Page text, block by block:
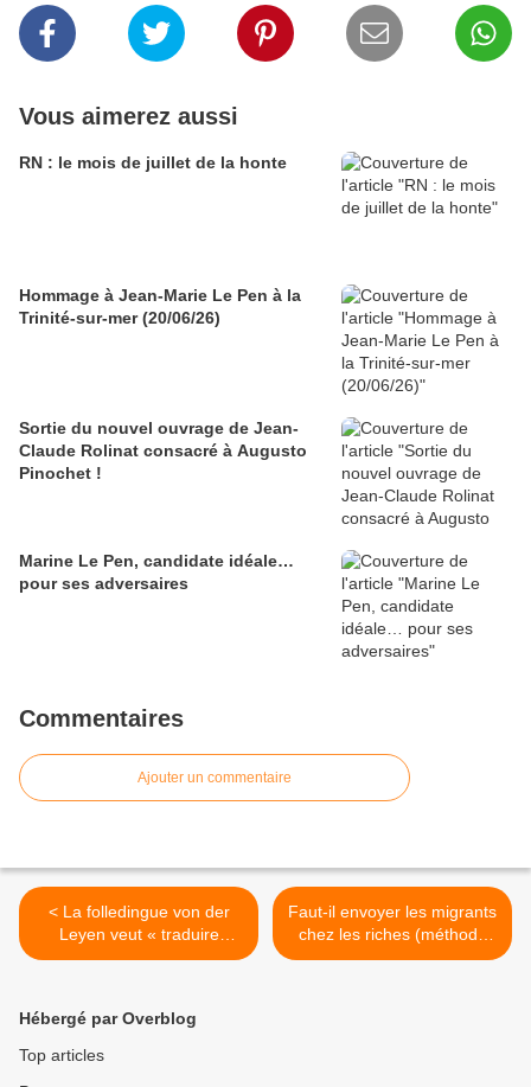
Vous aimerez aussi
RN : le mois de juillet de la honte
Hommage à Jean-Marie Le Pen à la
Trinité-sur-mer (20/06/26)
Sortie du nouvel ouvrage de Jean-
Claude Rolinat consacré à Augusto
Pinochet !
Marine Le Pen, candidate idéale…
pour ses adversaires
Commentaires
Ajouter un commentaire
< La folledingue von der
Leyen veut « traduire
Poutine en justice »
Faut-il envoyer les migrants
chez les riches (méthode
américaine) ou chez les
Hébergé par Overblog
Top articles